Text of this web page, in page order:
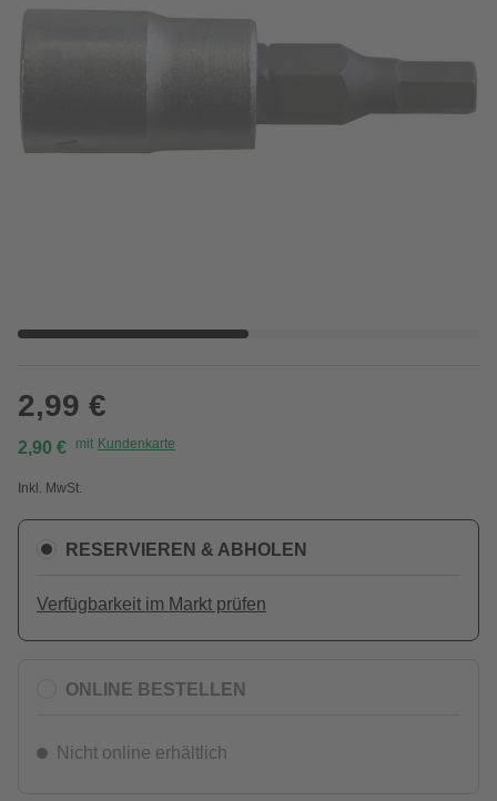
2,99 €
2,90 € mit Kundenkarte
Inkl. MwSt.
RESERVIEREN & ABHOLEN
Verfügbarkeit im Markt prüfen
ONLINE BESTELLEN
Nicht online erhältlich